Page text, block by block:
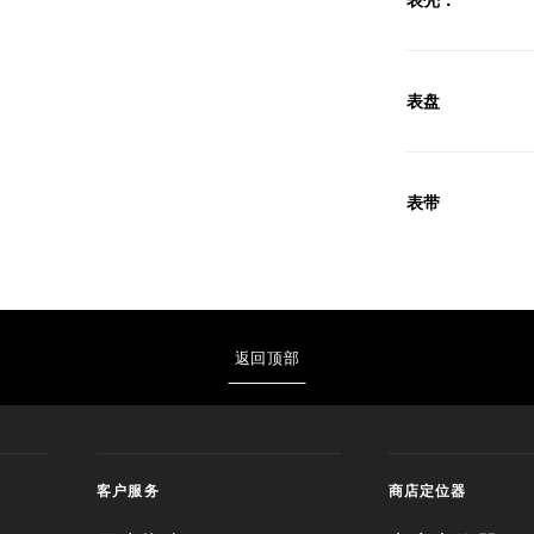
表盘
表带
返回顶部
客户服务 商店定位器